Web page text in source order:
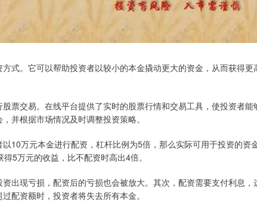
式。它可以帮助投资者以较小的本金撬动更大的资金，从而获得更
票交易。在线平台提供了实时的股票行情和交易工具，使投资者能
并根据市场情况及时调整投资策略。
10万元本金进行配资，杠杆比例为5倍，那么实际可用于投资的资
5万元的收益，比不配资时高出4倍。
出现亏损，配资后的亏损也会被放大。其次，配资需要支付利息，
配资额时，投资者将失去所有本金。